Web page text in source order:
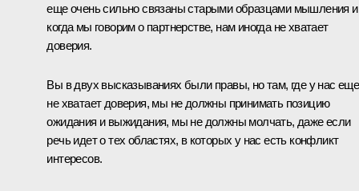
еще очень сильно связаны старыми образцами мышления
когда мы говорим о партнерстве, нам иногда не хватает
доверия.
Вы в двух высказываниях были правы, но там, где у нас еще
не хватает доверия, мы не должны принимать позицию
ожидания и выжидания, мы не должны молчать, даже если
речь идет о тех областях, в которых у нас есть конфликт
интересов.